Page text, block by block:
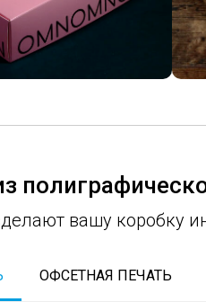
вашу коробку
ОФСЕТНАЯ ПЕЧАТЬ